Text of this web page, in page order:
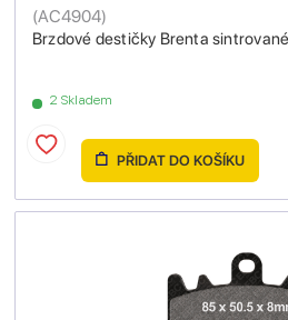
Brzdové destičky Brenta
(AC4904)
2 Skladem
PŘIDAT DO KOŠÍKU